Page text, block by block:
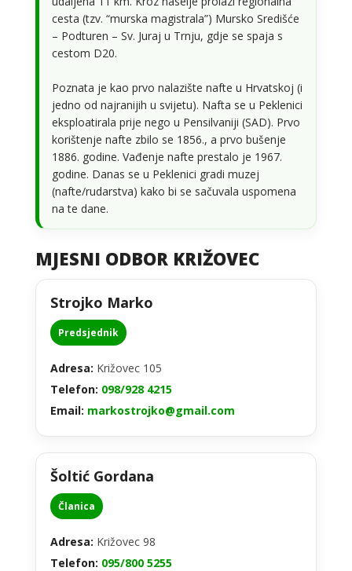
cesta (tzv. “murska magistrala”) Mursko Središće
– Podturen – Sv. Juraj u Trnju, gdje se spaja s
cestom D20.
Poznata je kao prvo nalazište nafte u Hrvatskoj (i
jedno od najranijih u svijetu). Nafta se u Peklenici
eksploatirala prije nego u Pensilvaniji (SAD). Prvo
korištenje nafte zbilo se 1856., a prvo bušenje
1886. godine. Vađenje nafte prestalo je 1967.
godine. Danas se u Peklenici gradi muzej
(nafte/rudarstva) kako bi se sačuvala uspomena
na te dane.
MJESNI ODBOR KRIŽOVEC
Strojko Marko
Predsjednik
Adresa: Križovec 105
Telefon: 098/928 4215
Email: markostrojko@gmail.com
Šoltić Gordana
Članica
Adresa: Križovec 98
Telefon: 095/800 5255